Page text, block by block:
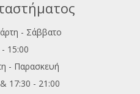
- Σάββατο
15:00
- Παρασκευή
17:30 - 21:00